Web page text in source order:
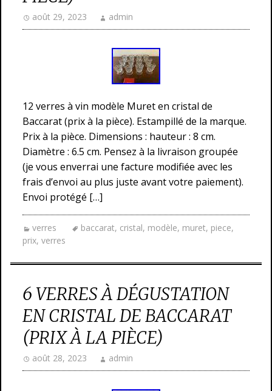
août 29, 2023 admin
12 verres à vin modèle Muret en cristal de
Baccarat (prix à la pièce). Estampillé de la marque.
Prix à la pièce. Dimensions : hauteur : 8 cm.
Diamètre : 6.5 cm. Pensez à la livraison groupée
(je vous enverrai une facture modifiée avec les
frais d’envoi au plus juste avant votre paiement).
Envoi protégé […]
verres baccarat, cristal, modèle, muret, piece,
prix, verres
6 VERRES À DÉGUSTATION
EN CRISTAL DE BACCARAT
(PRIX À LA PIÈCE)
août 28, 2023 admin